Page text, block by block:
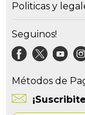
Politicas y
Seguinos!
Métodos de